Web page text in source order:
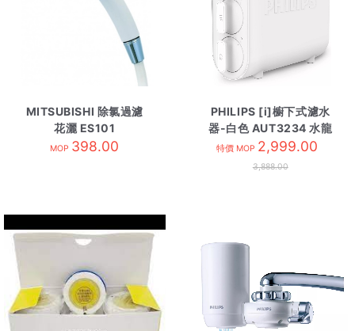
MITSUBISHI 除氯過濾
花灑 ES101
MOP 398.00
PHILIPS [i]櫥下式濾水
器-白色 AUT3234 水龍
頭
特價 MOP 2,999.00
3,888.00